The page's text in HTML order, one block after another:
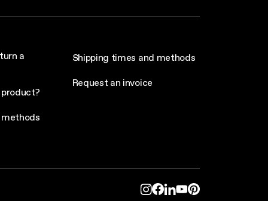
a
Shipping times and methods
Request an invoice